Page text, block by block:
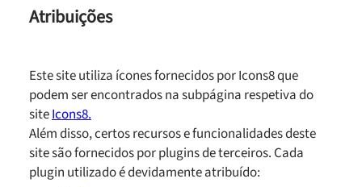
Atribuições
Este site utiliza ícones fornecidos por Icons8 que
podem ser encontrados na subpágina respetiva do
siteIcons8.
Além disso, certos recursos e funcionalidades deste
site são fornecidos por plugins de terceiros. Cada
plugin utilizado é devidamente atribuído: